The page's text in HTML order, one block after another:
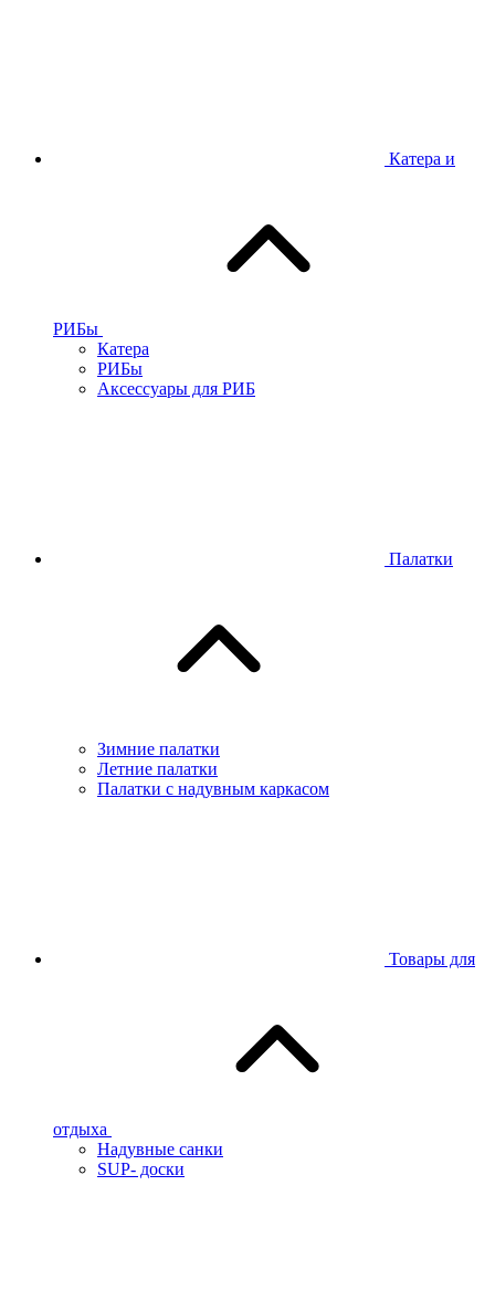
Катера и
РИБы
Катера
РИБы
Аксессуары для РИБ
Палатки
Зимние палатки
Летние палатки
Палатки с надувным каркасом
Товары для
отдыха
Надувные санки
SUP- доски